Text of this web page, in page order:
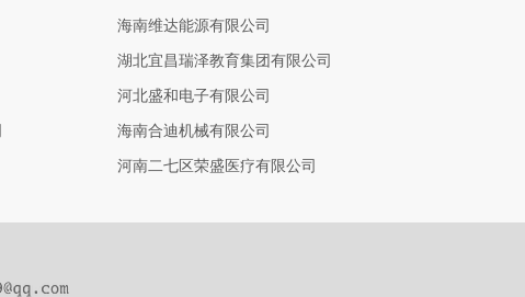
海南维达能源有限公司
湖北宜昌瑞泽教育集团有限公司
河北盛和电子有限公司
海南合迪机械有限公司
河南二七区荣盛医疗有限公司